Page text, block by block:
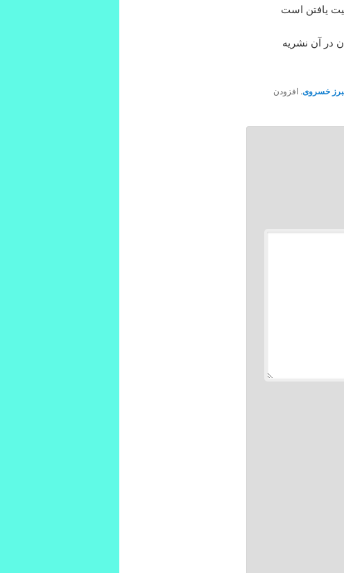
یافتن است
در آن نشریه
خسروی. افزودن